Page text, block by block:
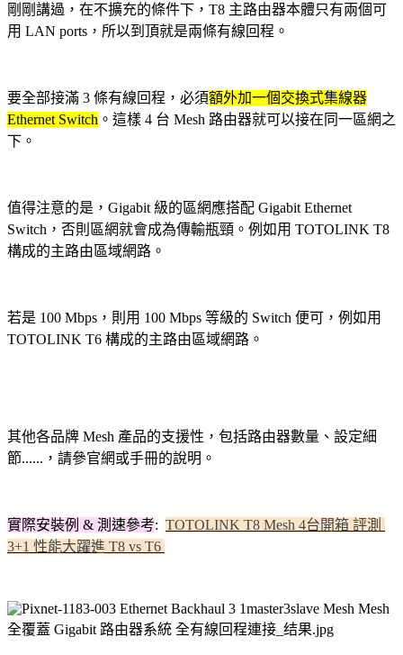
剛剛講過，在不擴充的條件下，T8 主路由器本體只有兩個可
用 LAN ports，所以到頂就是兩條有線回程。
要全部接滿 3 條有線回程，必須額外加一個交換式集線器
Ethernet Switch 。這樣 4 台 Mesh 路由器就可以接在同一區網之
下 。
值得注意的是，Gigabit 級的區網應搭配 Gigabit Ethernet
Switch，否則區網就會成為傳輸瓶頸 。 例如用 TOTOLINK T8
構成的主路由區域網路 。
若是 100 Mbps，則用 100 Mbps 等級的 Switch 便可，例如用
TOTOLINK T6 構成的主路由區域網路 。
其他各品牌 Mesh 產品的支援性 ，包括路由器數量、設定細
節......，請參官網或手冊的說明 。
實際安裝例 & 測速參考: TOTOLINK T8 Mesh 4台開箱 評測
3+1 性能大躍進 T8 vs T6